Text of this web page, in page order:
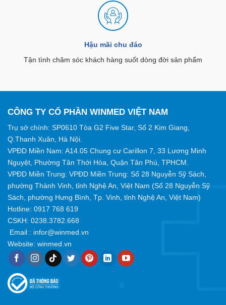
Hậu mãi chu đáo
Tận tình chăm sóc khách hàng suốt dòng đời sản phẩm
CÔNG TY CỔ PHẦN WINMED VIỆT NAM
Trụ sở chính: SP0610 Tòa G2 Five Star, Số 2 Kim Giang,
Q.Thanh Xuân, Hà Nội.
VPĐD Miền Nam: A14.05 Chung cư Carillon 7, 33 Lương Minh
Nguyệt, Phường Tân Thới Hòa, Quận Tân Phú, TPHCM.
VPĐD Miền Trung: VPĐD Miền Trung: Số 28 Nguyễn Sỹ Sách,
phường Thành Vinh, tỉnh Nghệ An, Việt Nam (Số 28 Nguyễn Sỹ
Sách, phường Hưng Bình, Tp. Vinh, tỉnh Nghệ An, Việt Nam)
Hotline: 0917 768 619
CSKH: 0238.3782.668
Email : infor@winmed.vn
Website: winmed.vn